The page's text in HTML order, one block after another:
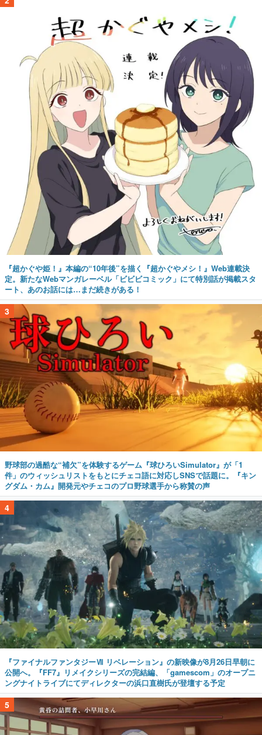
『超かぐや姫！』本編の“10年後”を描く『超かぐやメシ！』Web連載決
定。新たなWebマンガレーベル「ビビビコミック」にて特別話が掲載スタ
ート、あのお話には…まだ続きがある！
3
野球部の過酷な“補欠”を体験するゲーム『球ひろいSimulator』が「1
件」のウィッシュリストをもとにチェコ語に対応しSNSで話題に。『キン
グダム・カム』開発元やチェコのプロ野球選手から称賛の声
4
『ファイナルファンタジーⅦ リベレーション』の新映像が8月26日早朝に
公開へ。『FF7』リメイクシリーズの完結編、「gamescom」のオープニ
ングナイトライブにてディレクターの浜口直樹氏が登壇する予定
5